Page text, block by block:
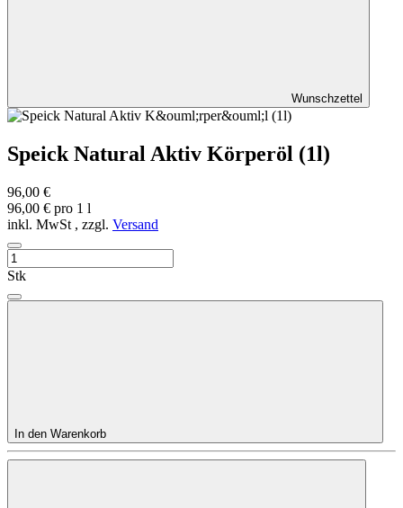
Wunschzettel
Speick Natural Aktiv Körperöl (1l)
96,00 €
96,00 € pro 1 l
inkl. MwSt , zzgl. Versand
Stk
In den Warenkorb